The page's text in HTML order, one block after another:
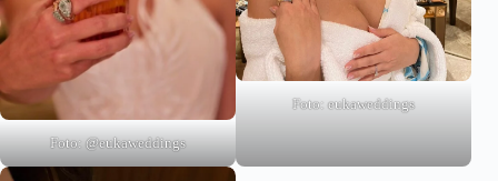
Foto: @eukaweddings
Foto: eukaweddings